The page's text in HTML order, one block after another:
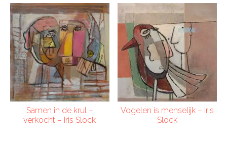
Samen in de krul –
verkocht – Iris Slock
Vogelen is menselijk – Iris
Slock